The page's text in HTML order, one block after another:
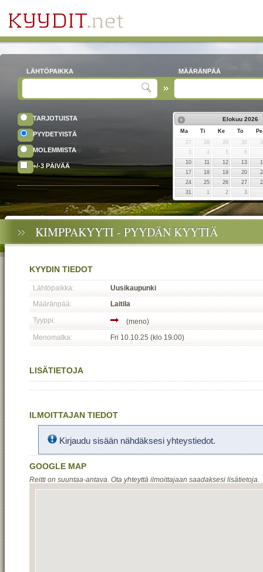
LÄHTÖPAIKKA MÄÄRÄNPÄÄ
TARJOTUISTA
PYYDETYISTÄ
MOLEMMISTA
+/-3 PÄIVÄÄ
Elokuu 2026
Ma Ti Ke To
Pe
27
28 29 30
3
4 5
6
10
11 12 13
17
18 19 20
24
25 26 27
31
1 2 3
KIMPPAKYYTI - PYYDÄN KYYTIÄ
KYYDIN TIEDOT
Lähtöpaikka:
Uusikaupunki
Määränpää:
Laitila
Tyyppi:
(meno)
Menomatka:
Fri 10.10.25 (klo 19:00)
LISÄTIETOJA
ILMOITTAJAN TIEDOT
Kirjaudu sisään nähdäksesi yhteystiedot.
GOOGLE MAP
Reitti on suuntaa-antava. Ota yhteyttä ilmoittajaan saadaksesi lisätietoja.